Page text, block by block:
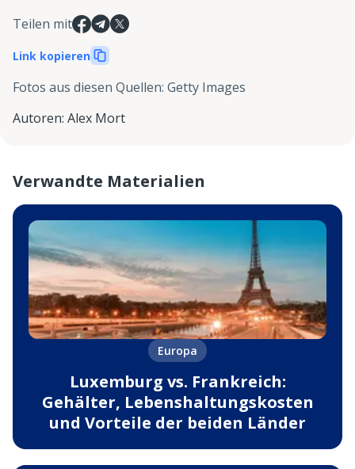
Teilen mit
Link kopieren
Fotos aus diesen Quellen: Getty Images
Autoren: Alex Mort
Verwandte Materialien
Europa
Luxemburg vs. Frankreich:
Gehälter, Lebenshaltungskosten
und Vorteile der beiden Länder